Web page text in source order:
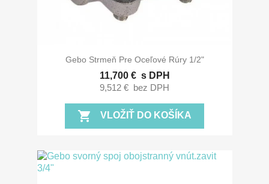
Gebo Strmeň Pre Oceľové Rúry 1/2"
11,700 € s DPH
9,512 € bez DPH
shopping_cart VLOŽIŤ DO KOŠÍKA